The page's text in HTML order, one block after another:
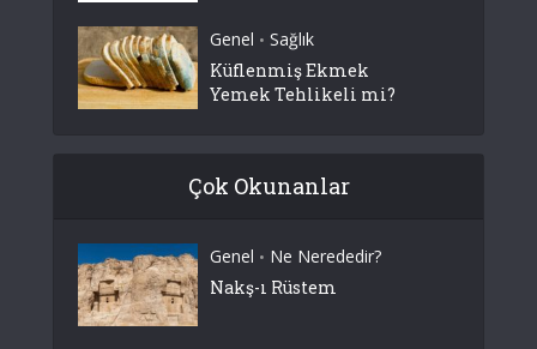
Genel • Sağlık
Küflenmiş Ekmek
Yemek Tehlikeli mi?
Çok Okunanlar
Genel • Ne Nerededir?
Nakş-ı Rüstem